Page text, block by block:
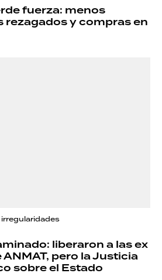
fuerza: menos
rezagados y compras en
liberaron a las ex
pero la Justicia
sobre el Estado